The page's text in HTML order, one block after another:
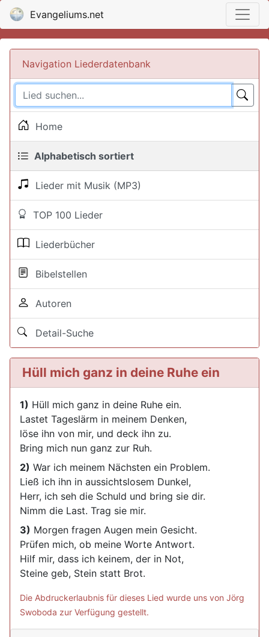
Evangeliums.net
Navigation Liederdatenbank
Home
Alphabetisch sortiert
Lieder mit Musik (MP3)
TOP 100 Lieder
Liederbücher
Bibelstellen
Autoren
Detail-Suche
Hüll mich ganz in deine Ruhe ein
1) Hüll mich ganz in deine Ruhe ein.
Lastet Tageslärm in meinem Denken,
löse ihn von mir, und deck ihn zu.
Bring mich nun ganz zur Ruh.
2) War ich meinem Nächsten ein Problem.
Ließ ich ihn in aussichtslosem Dunkel,
Herr, ich seh die Schuld und bring sie dir.
Nimm die Last. Trag sie mir.
3) Morgen fragen Augen mein Gesicht.
Prüfen mich, ob meine Worte Antwort.
Hilf mir, dass ich keinem, der in Not,
Steine geb, Stein statt Brot.
Die Abdruckerlaubnis für dieses Lied wurde uns von Jörg
Swoboda zur Verfügung gestellt.